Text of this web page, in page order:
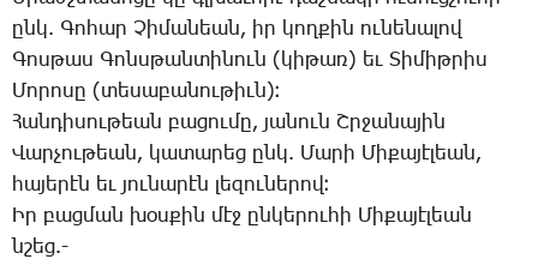
ընկ. ­Գո­հար ­Չի­մա­նեան, իր կող­քին ու­նե­նա­լով
­Գոս­թաս ­Գոնս­թան­տի­նուն (կի­թառ) եւ ­Տի­միթ­րիս
­Մո­րո­սը (տե­սա­բա­նու­թիւն)։
­Հան­դի­սու­թեան բա­ցու­մը, յա­նուն Շրջա­նա­յին
­Վար­չու­թեան, կա­տա­րեց ընկ. ­Մա­րի ­Մի­քա­յէ­լեան,
հա­յե­րէն եւ յու­նա­րէն լե­զու­նե­րով։
Իր բաց­ման խօս­քին մէջ ըն­կե­րու­հի ­Մի­քա­յէ­լեան
նշեց.-